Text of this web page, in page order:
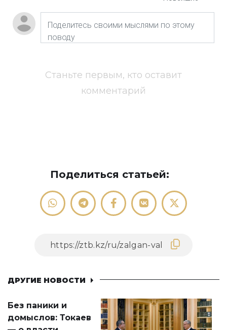
Станьте первым, кто оставит
комментарий
Поделиться статьей:
ДРУГИЕ НОВОСТИ
Без паники и
домыслов: Токаев